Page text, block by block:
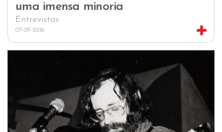
uma imensa minoria
Entrevistas
07-09-2016